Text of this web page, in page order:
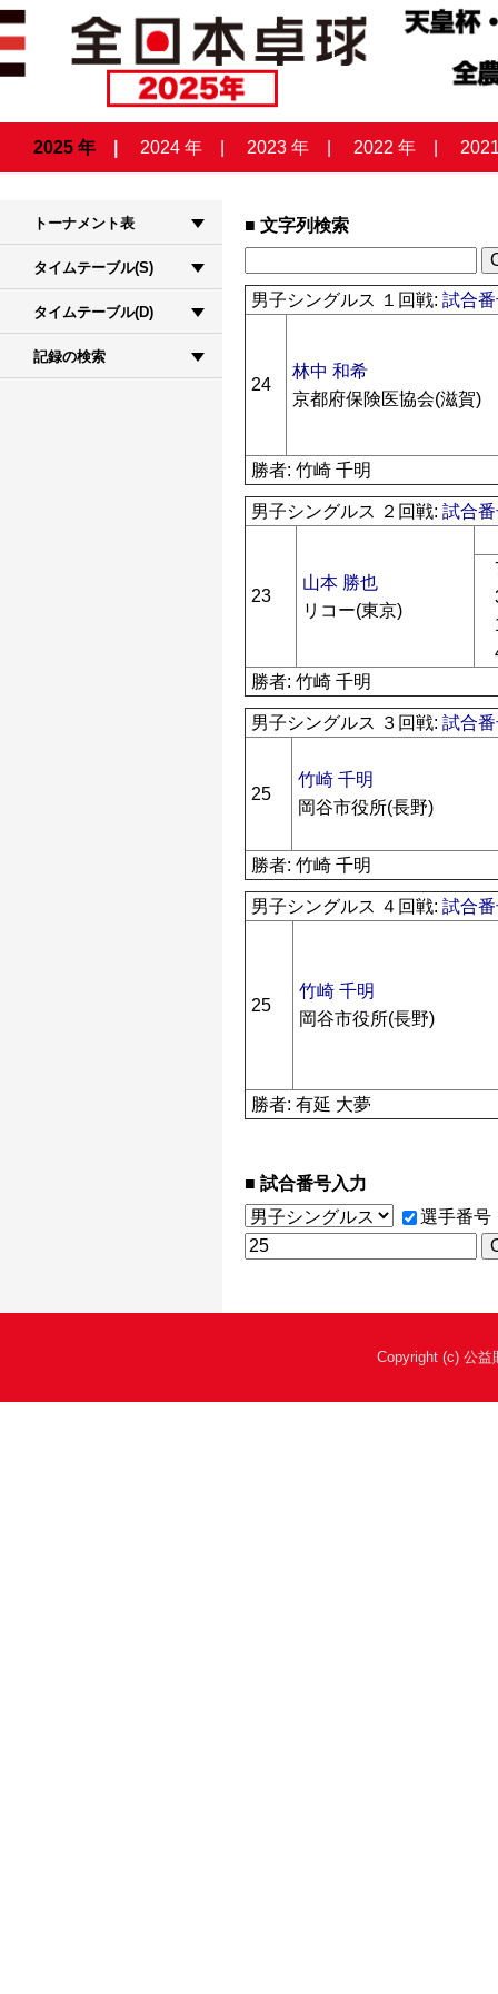
2025 年 2024 年 2023 年 2022 年
トーナメント表
タイムテーブル(S)
タイムテーブル(D)
記録の検索
文字列検索
男子シングルス １回戦:試合
24
林中 和希
京都府保険医協会(滋賀)
勝者: 竹崎 千明
男子シングルス ２回戦:試合
23
山本 勝也
リコー(東京)
勝者: 竹崎 千明
男子シングルス ３回戦:試合
25
竹崎 千明
岡谷市役所(長野)
勝者: 竹崎 千明
男子シングルス ４回戦:試合
25
竹崎 千明
岡谷市役所(長野)
勝者: 有延 大夢
試合番号入力
選手番号
Copyright (c) 公益